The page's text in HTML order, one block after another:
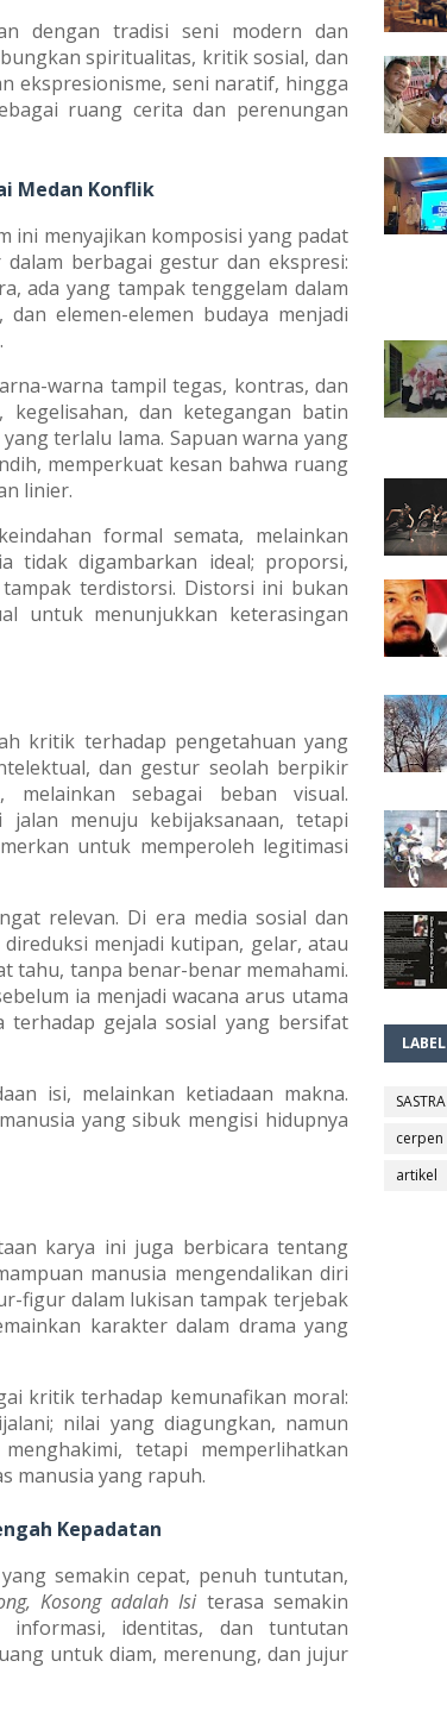
dengan tradisi seni modern dan
spiritualitas, kritik sosial, dan
ekspresionisme, seni naratif, hingga
ruang cerita dan perenungan
Medan Konflik
ini menyajikan komposisi yang padat
berbagai gestur dan ekspresi:
ada yang tampak tenggelam dalam
elemen-elemen budaya menjadi
warna tampil tegas, kontras, dan
dan ketegangan batin
terlalu lama. Sapuan warna yang
memperkuat kesan bahwa ruang
linier.
formal semata, melainkan
tidak digambarkan ideal; proporsi,
terdistorsi. Distorsi ini bukan
untuk menunjukkan keterasingan
kritik terhadap pengetahuan yang
dan gestur seolah berpikir
melainkan sebagai beban visual.
jalan menuju kebijaksanaan, tetapi
untuk memperoleh legitimasi
relevan. Di era media sosial dan
menjadi kutipan, gelar, atau
tahu, tanpa benar-benar memahami.
ia menjadi wacana arus utama
terhadap gejala sosial yang bersifat
isi, melainkan ketiadaan makna.
yang sibuk mengisi hidupnya
karya ini juga berbicara tentang
manusia mengendalikan diri
figur dalam lukisan tampak terjebak
karakter dalam drama yang
kritik terhadap kemunafikan moral:
nilai yang diagungkan, namun
tetapi memperlihatkan
manusia yang rapuh.
Kepadatan
semakin cepat, penuh tuntutan,
Kosong adalah Isi terasa semakin
identitas, dan tuntutan
untuk diam, merenung, dan jujur
LABEL
SASTRA
cerpen
artikel